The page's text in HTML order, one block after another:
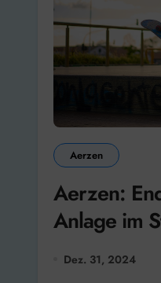
Aerzen
Aerzen:
Anlage im
Dez. 31, 2024